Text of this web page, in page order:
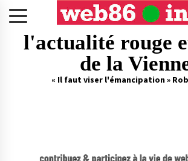
l'actualité rouge
de la
« Il faut viser l'émancipation »